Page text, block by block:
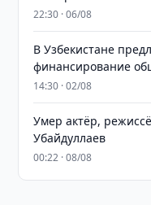
22:30 · 06/08
В Узбекистане
финансирование
14:30 · 02/08
Умер актёр,
Убайдуллаев
00:22 · 08/08